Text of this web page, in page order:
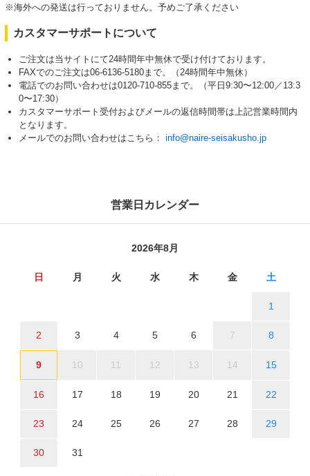
※海外への発送は行っておりません。予めご了承ください
カスタマーサポートについて
ご注文は当サイトにて24時間年中無休で受け付けております。
FAXでのご注文は06-6136-5180まで。（24時間年中無休）
電話でのお問い合わせは0120-710-855まで。（平日9:30〜12:00／13:3
0〜17:30）
カスタマーサポート受付およびメールの返信時間帯は上記営業時間内
となります。
メールでのお問い合わせはこちら： info@naire-seisakusho.jp
営業日カレンダー
2026年8月
日 月 火 水 木 金 土
1
2 3 4 5 6 7 8
9 10 11 12 13 14 15
16 17 18 19 20 21 22
23 24 25 26 27 28 29
30 31